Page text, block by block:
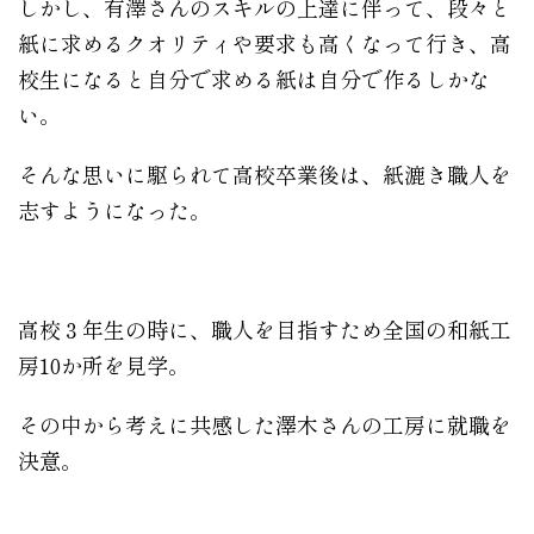
しかし、有澤さんのスキルの上達に伴って、段々と
紙に求めるクオリティや要求も高くなって行き、高
校生になると自分で求める紙は自分で作るしかな
い。
そんな思いに駆られて高校卒業後は、紙漉き職人を
志すようになった。
高校３年生の時に、職人を目指すため全国の和紙工
房10か所を見学。
その中から考えに共感した澤木さんの工房に就職を
決意。